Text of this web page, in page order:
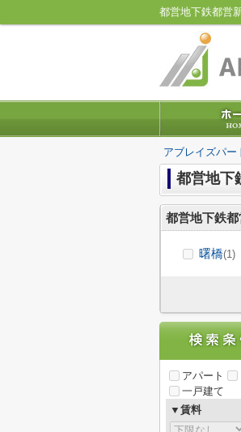
都営地下鉄都営
アブレイズパー
都営地下
都営地下鉄
曙橋(1)
アパート
一戸建て
▼賃料